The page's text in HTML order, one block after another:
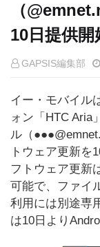
（
10日提供開
GAPSIS編集部
イー・モバイル
ォン「HTC Aria
ル（
トウェア更新を
フトウェア更新
可能で、ファイ
利用には別途専
は10日より